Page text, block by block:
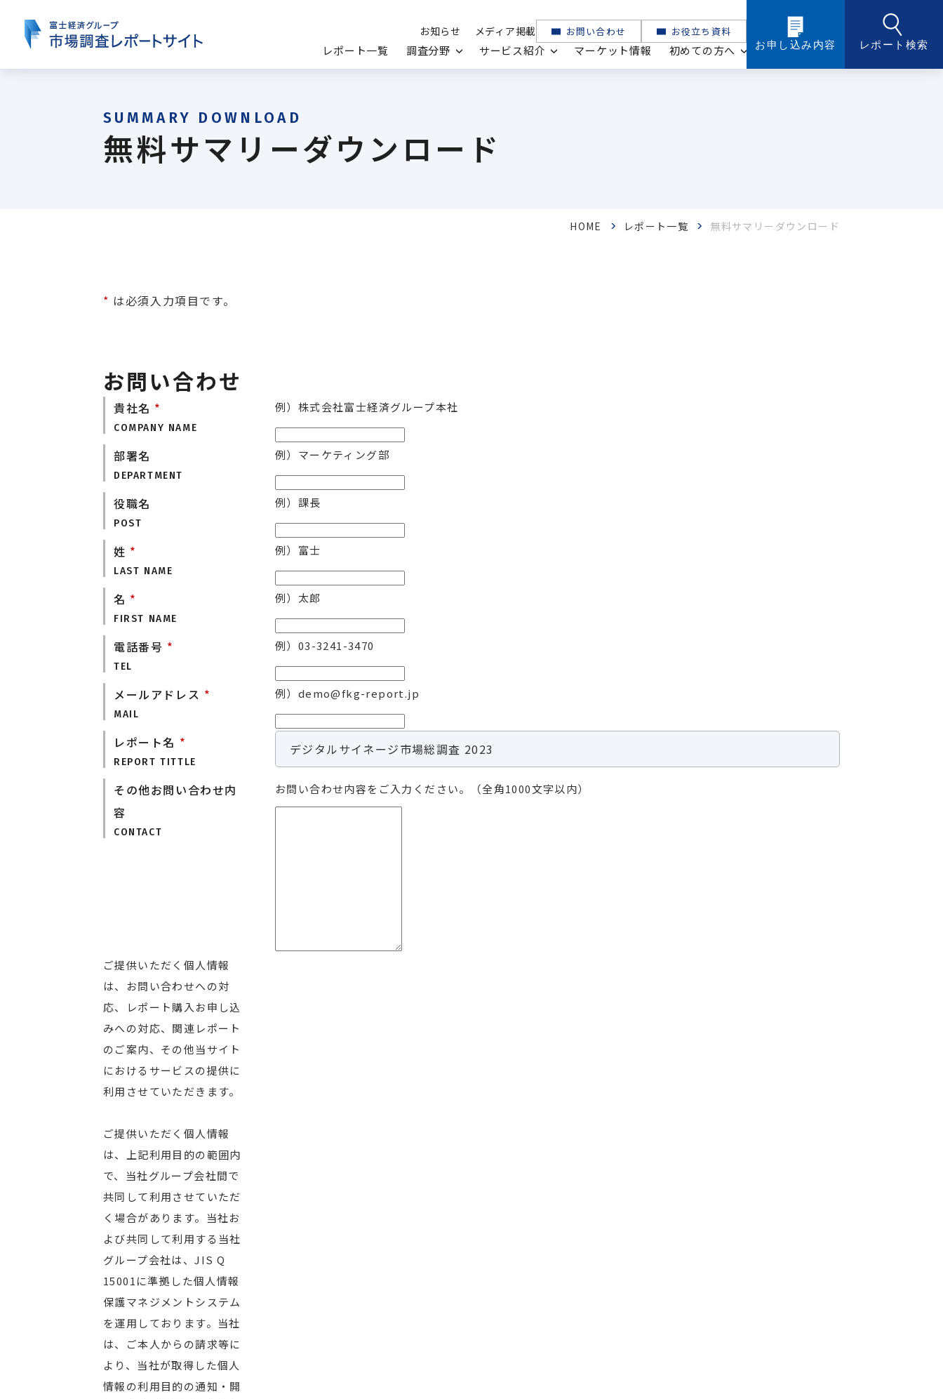
す
お申し込み内容 レポート検索
産業機器・制御機器
レポート一覧 調査分野 サービス紹介 マーケット情報 初めての方へ
お知らせ メディア掲載 お問い合わせ お役立ち資料
無料サマリーダウンロード
HOME レポート一覧 無料サマリーダウンロード
* は必須入力項目です。
お問い合わせ
貴社名 *
COMPANY NAME
例）株式会社富士経済グループ本社
部署名
DEPARTMENT
例）マーケティング部
役職名
POST
例）課長
姓 *
LAST NAME
例）富士
名 *
FIRST NAME
例）太郎
電話番号 *
TEL
例）03-3241-3470
メールアドレス *
MAIL
例）demo@fkg-report.jp
レポート名 *
REPORT TITTLE
デジタルサイネージ市場総調査 2023
その他お問い合わせ内
容
CONTACT
お問い合わせ内容をご入力ください。（全角1000文字以内）
ご提供いただく個人情報
は、お問い合わせへの対
応、レポート購入お申し込
みへの対応、関連レポート
のご案内、その他当サイト
におけるサービスの提供に
利用させていただきます。
ご提供いただく個人情報
は、上記利用目的の範囲内
で、当社グループ会社間で
共同して利用させていただ
く場合があります。当社お
よび共同して利用する当社
グループ会社は、JIS Q
15001に準拠した個人情報
保護マネジメントシステム
を運用しております。当社
は、ご本人からの請求等に
より、当社が取得した個人
情報の利用目的の通知・開